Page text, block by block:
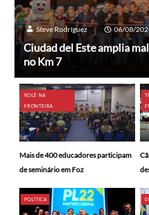
Steve Rodríguez 06/08/
Ciudad del Este amplia
no Km 7
ROLÊ NA
FRONTEIRA
Mais de 400 educadores participam
de seminário em Foz
POLÍTICA